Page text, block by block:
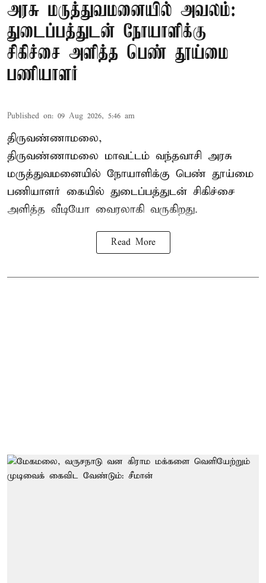
அரசு மருத்துவமனையில் அவலம்:
துடைப்பத்துடன் நோயாளிக்கு
சிகிச்சை அளித்த பெண் தூய்மை
பணியாளர்
Published on: 09 Aug 2026, 5:46 am
திருவண்ணாமலை,
திருவண்ணாமலை மாவட்டம் வந்தவாசி அரசு
மருத்துவமனையில் நோயாளிக்கு பெண் தூய்மை
பணியாளர் கையில் துடைப்பத்துடன் சிகிச்சை
அளித்த வீடியோ வைரலாகி வருகிறது.
Read More